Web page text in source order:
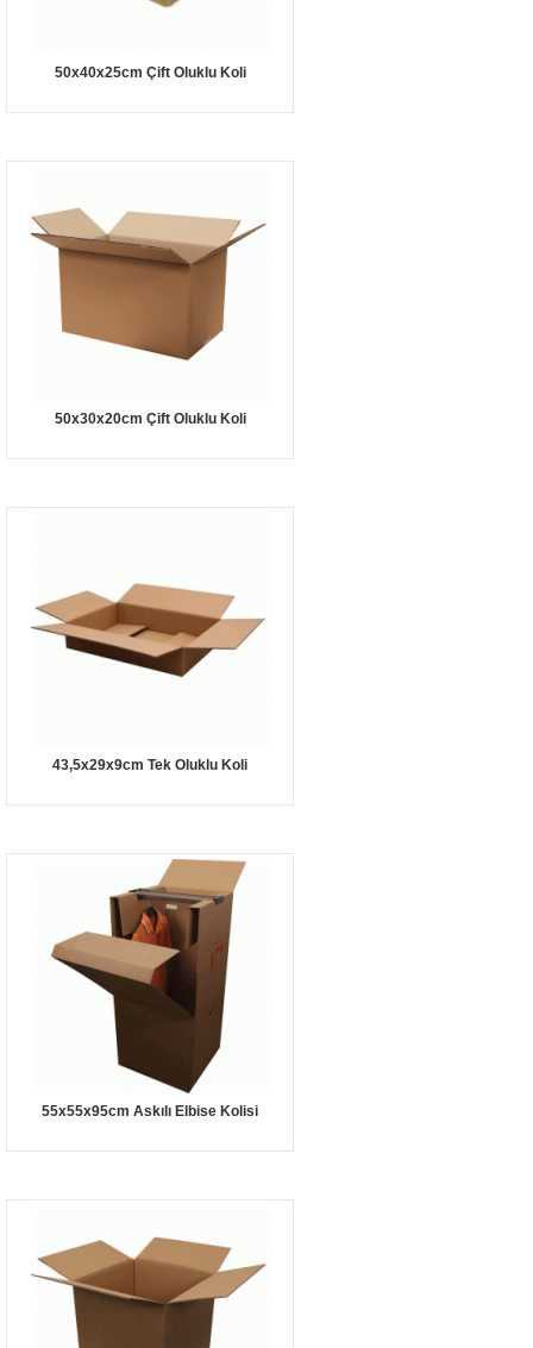
50x40x25cm Çift Oluklu Koli
50x30x20cm Çift Oluklu Koli
43,5x29x9cm Tek Oluklu Koli
55x55x95cm Askılı Elbise Kolisi